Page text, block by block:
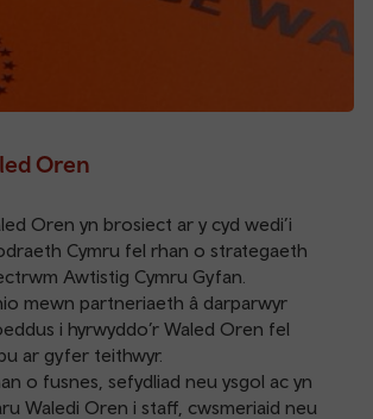
Oren
Oren yn brosiect ar y cyd wedi’i
Cymru fel rhan o strategaeth
Awtistig Cymru Gyfan.
mewn partneriaeth â darparwyr
i hyrwyddo’r Waled Oren fel
ar gyfer teithwyr.
o fusnes, sefydliad neu ysgol ac yn
Waledi Oren i staff, cwsmeriaid neu